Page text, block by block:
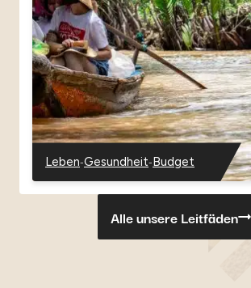
Leben
-
Vietnam
-Gesundheit
-
Vietnam
-Budget
-
Vietnam
Alle unsere Leitfäden